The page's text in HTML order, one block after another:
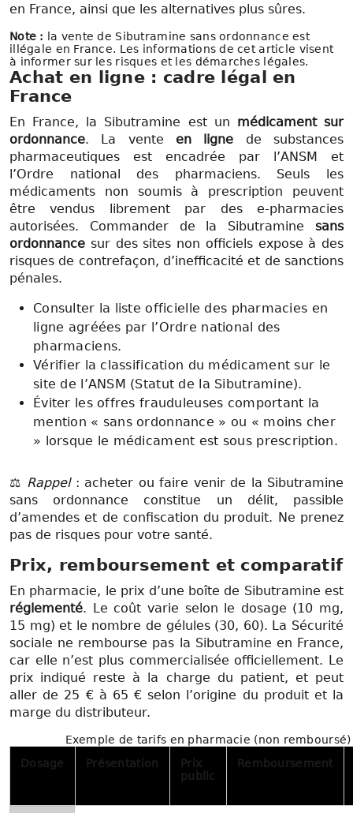
en France, ainsi que les alternatives plus sûres.
Note :
la vente de Sibutramine sans ordonnance est
illégale en France. Les informations de cet article visent
à informer sur les risques et les démarches légales.
Achat en ligne : cadre légal en
France
En France, la Sibutramine est un médicament sur
ordonnance. La vente en ligne de substances
pharmaceutiques est encadrée par l’ANSM et
l’Ordre national des pharmaciens. Seuls les
médicaments non soumis à prescription peuvent
être vendus librement par des e-pharmacies
autorisées. Commander de la Sibutramine sans
ordonnance sur des sites non officiels expose à des
risques de contrefaçon, d’inefficacité et de sanctions
pénales.
Consulter la liste officielle des pharmacies en
ligne agréées par l’Ordre national des
pharmaciens.
Vérifier la classification du médicament sur le
site de l’ANSM (Statut de la Sibutramine).
Éviter les offres frauduleuses comportant la
mention « sans ordonnance » ou « moins cher
» lorsque le médicament est sous prescription.
⚖️ Rappel: acheter ou faire venir de la Sibutramine
sans ordonnance constitue un délit, passible
d’amendes et de confiscation du produit. Ne prenez
pas de risques pour votre santé.
Prix, remboursement et comparatif
En pharmacie, le prix d’une boîte de Sibutramine est
réglementé. Le coût varie selon le dosage (10 mg,
15 mg) et le nombre de gélules (30, 60). La Sécurité
sociale ne rembourse pas la Sibutramine en France,
car elle n’est plus commercialisée officiellement. Le
prix indiqué reste à la charge du patient, et peut
aller de 25 € à 65 € selon l’origine du produit et la
marge du distributeur.
Exemple de tarifs en pharmacie (non remboursé)
Dosage
Présentation
Prix
public
Remboursement